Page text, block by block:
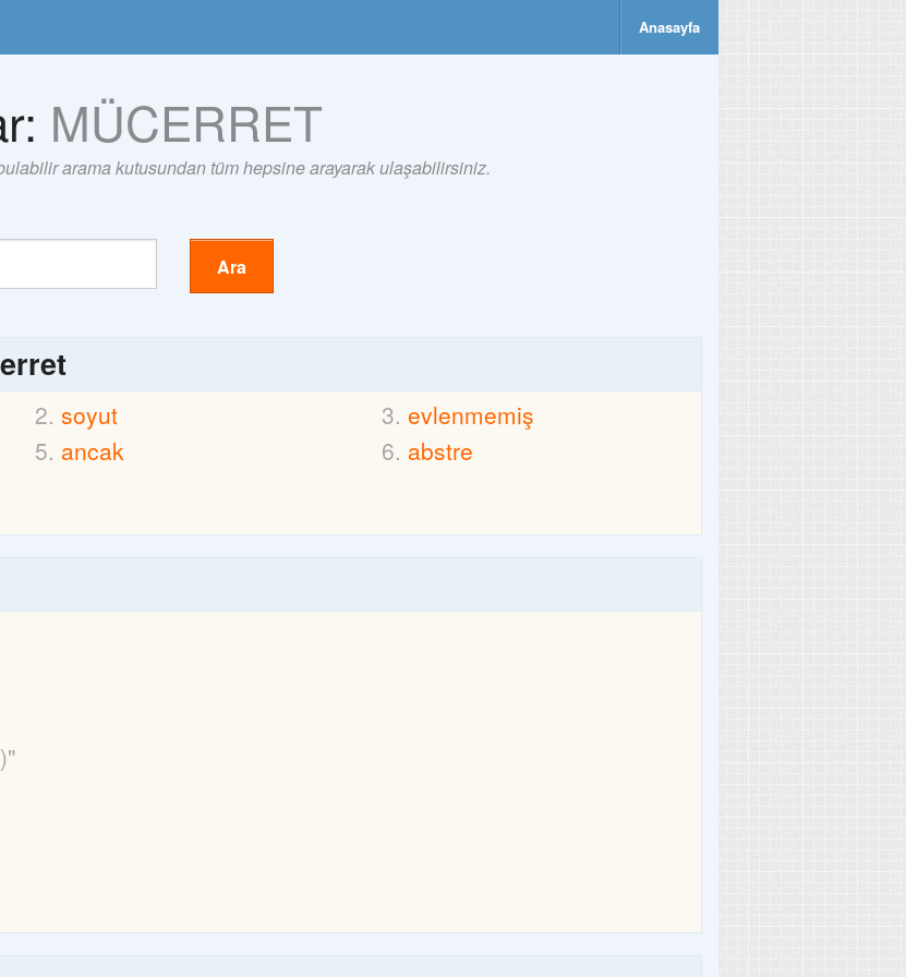
Anasayfa
MÜCERRET
arama kutusundan tüm hepsine arayarak ulaşabilirsiniz.
Ara
soyut
evlenmemiş
ancak
abstre